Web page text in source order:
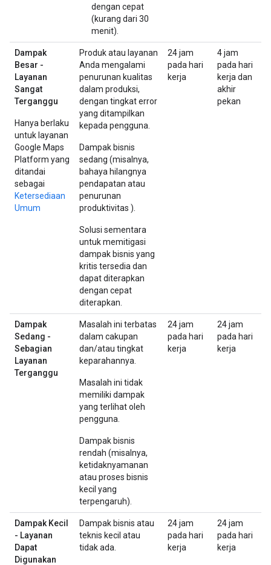
dengan cepat
(kurang dari 30
menit).
Dampak
Besar -
Layanan
Sangat
Terganggu
Hanya berlaku
untuk layanan
Google Maps
Platform yang
ditandai
sebagai
Ketersediaan
Umum
Produk atau layanan
Anda mengalami
penurunan kualitas
dalam produksi,
dengan tingkat error
yang ditampilkan
kepada pengguna.
Dampak bisnis
sedang (misalnya,
bahaya hilangnya
pendapatan atau
penurunan
produktivitas ).
Solusi sementara
untuk memitigasi
dampak bisnis yang
kritis tersedia dan
dapat diterapkan
dengan cepat
diterapkan.
24 jam
pada hari
kerja
4 jam
pada hari
kerja dan
akhir
pekan
Dampak
Sedang -
Sebagian
Layanan
Terganggu
Masalah ini terbatas
dalam cakupan
dan/atau tingkat
keparahannya.
Masalah ini tidak
memiliki dampak
yang terlihat oleh
pengguna.
Dampak bisnis
rendah (misalnya,
ketidaknyamanan
atau proses bisnis
kecil yang
terpengaruh).
24 jam
pada hari
kerja
24 jam
pada hari
kerja
Dampak Kecil
- Layanan
Dapat
Digunakan
Dampak bisnis atau
teknis kecil atau
tidak ada.
24 jam
pada hari
kerja
24 jam
pada hari
kerja